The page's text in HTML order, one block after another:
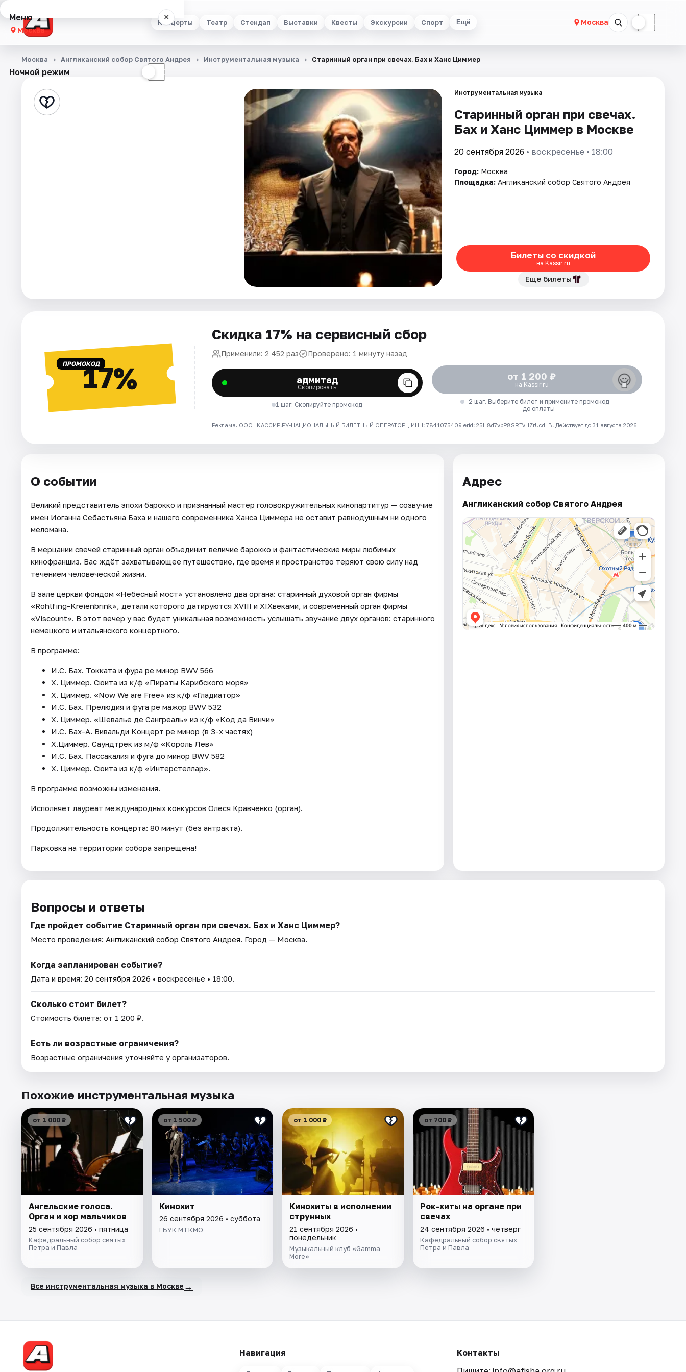
Концерты Театр Стендап Выставки Квесты Экскурсии Спорт Ещё Москва ☾
Меню ×
Москва
Концерты
Стендап
Ночной режим ☾
Москва Англиканский собор Святого Андрея Инструментальная музыка Старинный орган при свечах. Бах и Ханс Циммер
Инструментальная музыка
Старинный орган при свечах.
Бах и Ханс Циммер в Москве
20 сентября 2026 • воскресенье • 18:00
Город: Москва
Площадка: Англиканский собор Святого Андрея
Билеты со скидкой
на Kassir.ru
Еще билеты
ПРОМОКОД17%
Скидка 17% на сервисный сбор
Применили: 2 452 раз Проверено: 1 минуту назад
адмитад
Скопировать
1 шаг. Скопируйте промокод
от 1 200 ₽
на Kassir.ru
2 шаг. Выберите билет и примените промокод
до оплаты
Реклама. ООО "КАССИР.РУ-НАЦИОНАЛЬНЫЙ БИЛЕТНЫЙ ОПЕРАТОР", ИНН: 7841075409 erid: 25H8d7vbP8SRTvHZrUcdLB. Действует до 31 августа 2026
О событии
Великий представитель эпохи барокко и признанный мастер головокружительных кинопартитур — созвучие
имен Иоганна Себастьяна Баха и нашего современника Ханса Циммера не оставит равнодушным ни одного
меломана.
В мерцании свечей старинный орган объединит величие барокко и фантастические миры любимых
кинофраншиз. Вас ждёт захватывающее путешествие, где время и пространство теряют свою силу над
течением человеческой жизни.
В зале церкви фондом «Небесный мост» установлено два органа: старинный духовой орган фирмы
«Rohlfing-Kreienbrink», детали которого датируются XVIII и XIXвеками, и современный орган фирмы
«Viscount». В этот вечер у вас будет уникальная возможность услышать звучание двух органов: старинного
немецкого и итальянского концертного.
В программе:
И.С. Бах. Токката и фура ре минор BWV 566
Х. Циммер. Сюита из к/ф «Пираты Карибского моря»
Х. Циммер. «Now We are Free» из к/ф «Гладиатор»
И.С. Бах. Прелюдия и фуга ре мажор BWV 532
Х. Циммер. «Шевалье де Сангреаль» из к/ф «Код да Винчи»
И.С. Бах-А. Вивальди Концерт ре минор (в 3-х частях)
Х.Циммер. Саундтрек из м/ф «Король Лев»
И.С. Бах. Пассакалия и фуга до минор BWV 582
Х. Циммер. Сюита из к/ф «Интерстеллар».
В программе возможны изменения.
Исполняет лауреат международных конкурсов Олеся Кравченко (орган).
Продолжительность концерта: 80 минут (без антракта).
Парковка на территории собора запрещена!
Адрес
Англиканский собор Святого Андрея
Вопросы и ответы
Где пройдет событие Старинный орган при свечах. Бах и Ханс Циммер?
Место проведения: Англиканский собор Святого Андрея. Город — Москва.
Когда запланирован событие?
Дата и время: 20 сентября 2026 • воскресенье • 18:00.
Сколько стоит билет?
Стоимость билета: от 1 200 ₽.
Есть ли возрастные ограничения?
Возрастные ограничения уточняйте у организаторов.
Похожие инструментальная музыка
от 1 000 ₽
Ангельские голоса.
Орган и хор мальчиков
25 сентября 2026 • пятница
Кафедральный собор святых
Петра и Павла
от 1 500 ₽
Кинохит
26 сентября 2026 • суббота
ГБУК МТКМО
от 1 000 ₽
Кинохиты в исполнении
струнных
21 сентября 2026 •
понедельник
Музыкальный клуб «Gamma
More»
от 700 ₽
Рок-хиты на органе при
свечах
24 сентября 2026 • четверг
Кафедральный собор святых
Петра и Павла
Все инструментальная музыка в Москве →
Навигация
Контакты